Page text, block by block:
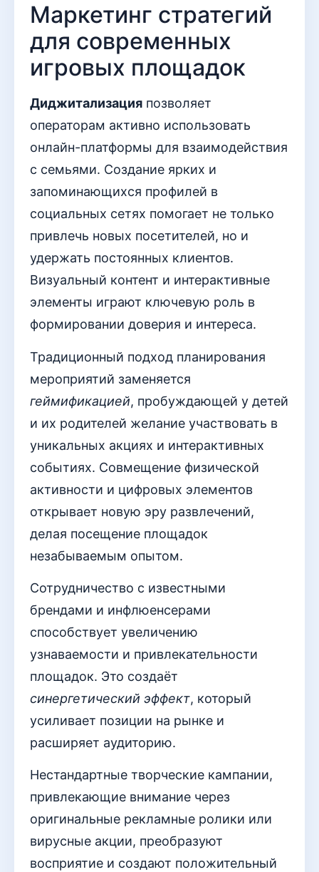
Маркетинг стратегий
для современных
игровых площадок
Диджитализация позволяет
операторам активно использовать
онлайн-платформы для взаимодействия
с семьями. Создание ярких и
запоминающихся профилей в
социальных сетях помогает не только
привлечь новых посетителей, но и
удержать постоянных клиентов.
Визуальный контент и интерактивные
элементы играют ключевую роль в
формировании доверия и интереса.
Традиционный подход планирования
мероприятий заменяется
геймификацией, пробуждающей у детей
и их родителей желание участвовать в
уникальных акциях и интерактивных
событиях. Совмещение физической
активности и цифровых элементов
открывает новую эру развлечений,
делая посещение площадок
незабываемым опытом.
Сотрудничество с известными
брендами и инфлюенсерами
способствует увеличению
узнаваемости и привлекательности
площадок. Это создаёт
синергетический эффект, который
усиливает позиции на рынке и
расширяет аудиторию.
Нестандартные творческие кампании,
привлекающие внимание через
оригинальные рекламные ролики или
вирусные акции, преобразуют
восприятие и создают положительный